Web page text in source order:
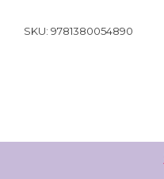
SKU: 9781380054890